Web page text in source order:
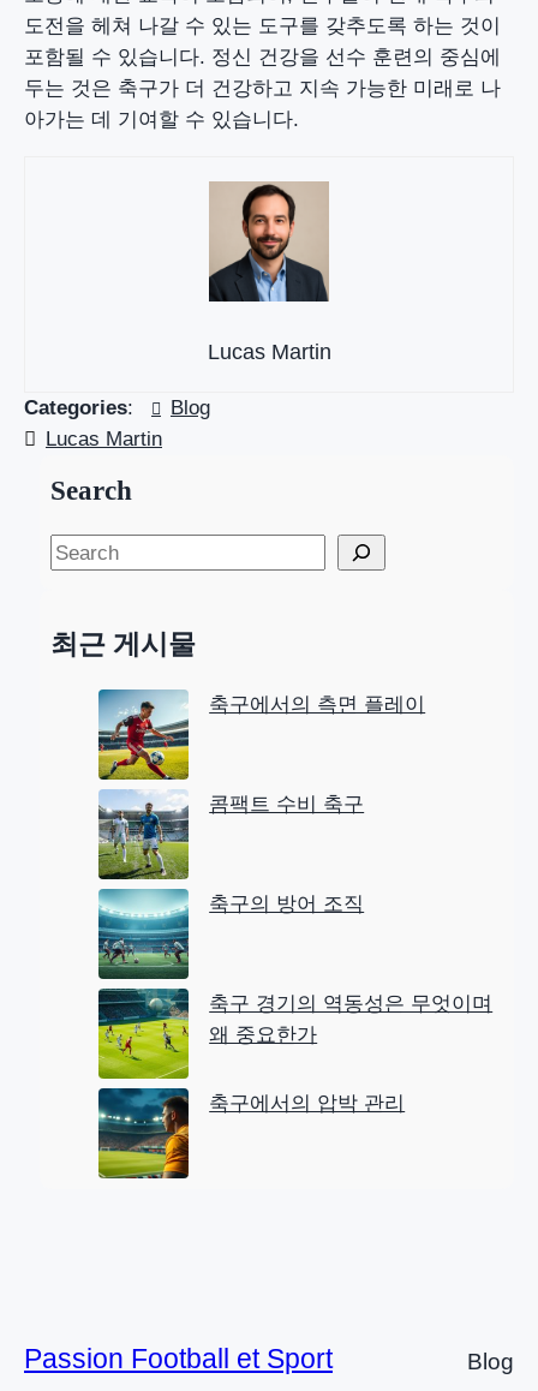
도전을 헤쳐 나갈 수 있는 도구를 갖추도록 하는 것이
포함될 수 있습니다. 정신 건강을 선수 훈련의 중심에
두는 것은 축구가 더 건강하고 지속 가능한 미래로 나
아가는 데 기여할 수 있습니다.
Lucas Martin
Categories:
Blog
Lucas Martin
Search
S
r
최근 게시물
축구에서의 측면 플레이
콤팩트 수비 축구
축구의 방어 조직
축구 경기의 역동성은 무엇이며
왜 중요한가
축구에서의 압박 관리
Passion Football et Sport Blog